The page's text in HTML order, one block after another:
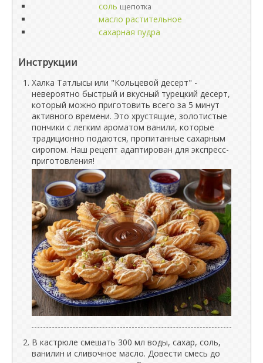
соль щепотка
масло растительное
сахарная пудра
Инструкции
Халка Татлысы или "Кольцевой десерт" -
невероятно быстрый и вкусный турецкий десерт,
который можно приготовить всего за 5 минут
активного времени. Это хрустящие, золотистые
пончики с легким ароматом ванили, которые
традиционно подаются, пропитанные сахарным
сиропом. Наш рецепт адаптирован для экспресс-
приготовления!
В кастрюле смешать 300 мл воды, сахар, соль,
ванилин и сливочное масло. Довести смесь до